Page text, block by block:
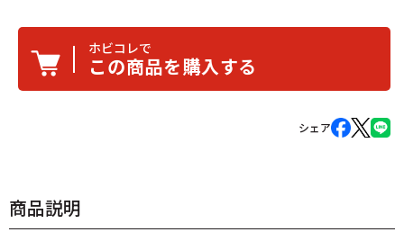
ホビコレで
この商品を購入する
シェア
商品説明